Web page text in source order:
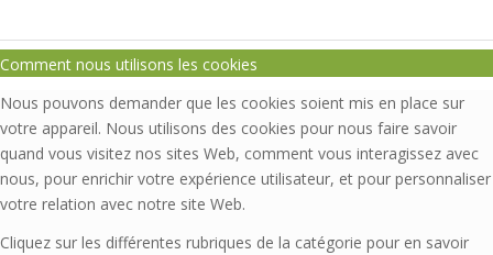
Comment nous utilisons les cookies
Nous pouvons demander que les cookies soient mis en place sur
votre appareil. Nous utilisons des cookies pour nous faire savoir
quand vous visitez nos sites Web, comment vous interagissez avec
nous, pour enrichir votre expérience utilisateur, et pour personnaliser
votre relation avec notre site Web.
Cliquez sur les différentes rubriques de la catégorie pour en savoir